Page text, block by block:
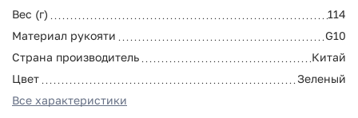
Вес (г)
114
Материал рукояти
G10
Страна производитель
Китай
Цвет
Зеленый
Все характеристики